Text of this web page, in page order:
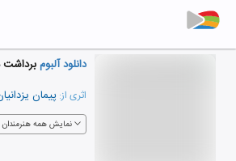
دانلود آلبومبرداشت
اثری از: پیمان
نمایش همه هنرمندان